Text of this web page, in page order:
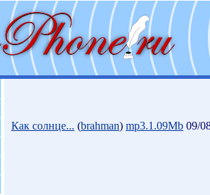
Как солнце... (brahman) mp3.1.09Mb 09/